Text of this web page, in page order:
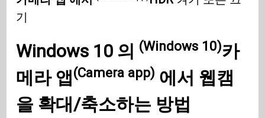
기
Windows 10 의 (Windows 10)카
메라 앱(Camera app) 에서 웹캠
을 확대/축소하는 방법